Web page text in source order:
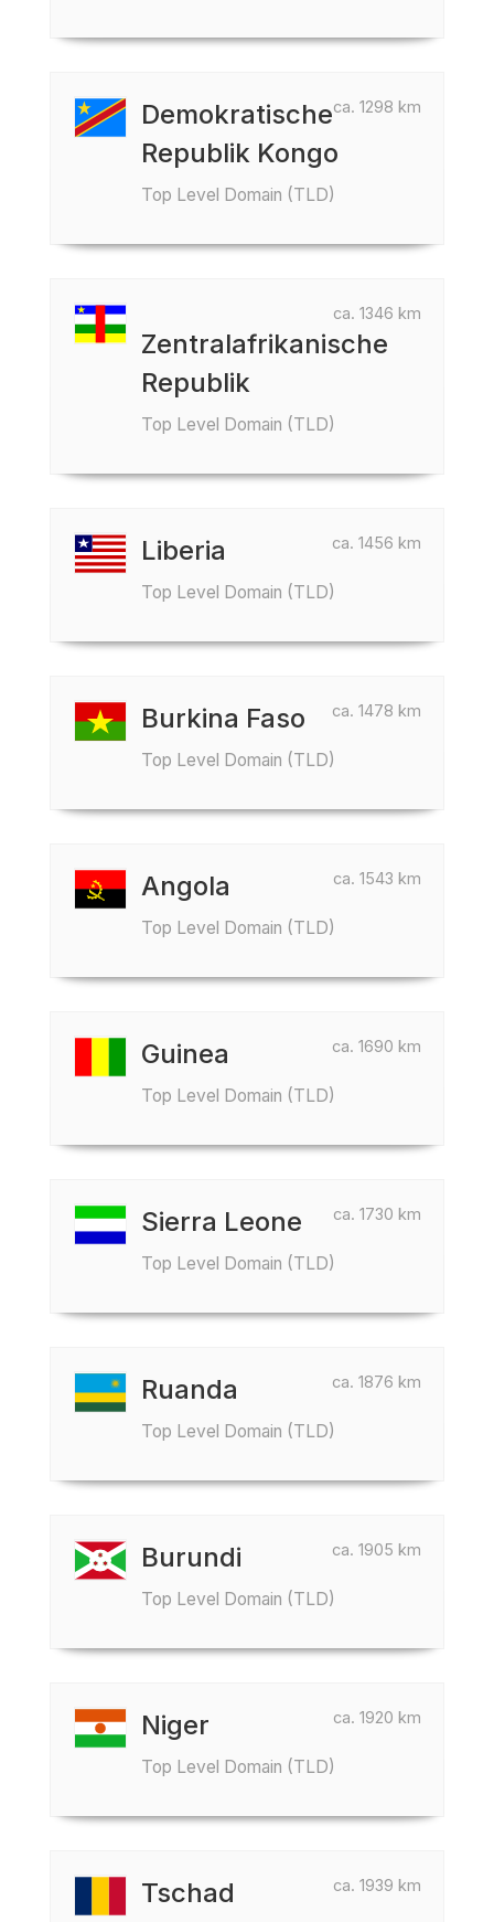
ca. 1298 km
Demokratische
Republik Kongo
Top Level Domain (TLD)
ca. 1346 km
Zentralafrikanische
Republik
Top Level Domain (TLD)
ca. 1456 km
Liberia
Top Level Domain (TLD)
ca. 1478 km
Burkina Faso
Top Level Domain (TLD)
ca. 1543 km
Angola
Top Level Domain (TLD)
ca. 1690 km
Guinea
Top Level Domain (TLD)
ca. 1730 km
Sierra Leone
Top Level Domain (TLD)
ca. 1876 km
Ruanda
Top Level Domain (TLD)
ca. 1905 km
Burundi
Top Level Domain (TLD)
ca. 1920 km
Niger
Top Level Domain (TLD)
ca. 1939 km
Tschad